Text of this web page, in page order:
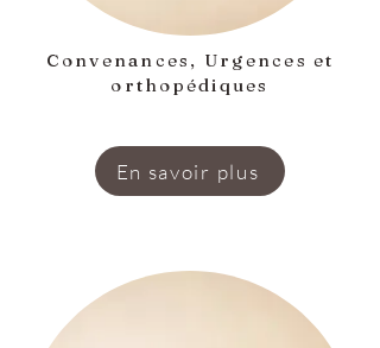
Convenances, Urgences et
orthopédiques
En savoir plus